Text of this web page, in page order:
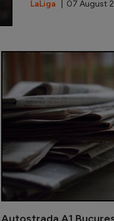
LaLiga | 07 August
3 digitalizează